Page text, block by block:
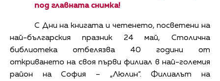
под главната снимка!
С Дни на книгата и четенето, посветени на
най-българския празник 24 май, Столична
библиотека отбелязва 40 години от
откриването на своя първи филиал в най-големия
район на София – „Люлин“. Филиалът на